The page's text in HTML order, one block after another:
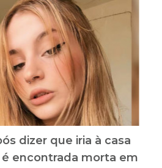
dizer que iria à casa
encontrada morta em